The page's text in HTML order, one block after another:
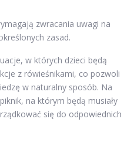
zwracania uwagi na
zasad.
w których dzieci będą
z rówieśnikami, co pozwoli
w naturalny sposób. Na
na którym będą musiały
się do odpowiednich